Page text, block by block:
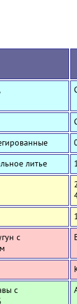
литье
с
с